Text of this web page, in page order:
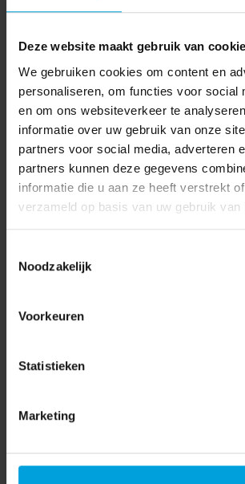
Deze website maakt gebruik van
We gebruiken cookies om content en
personaliseren, om functies voor social
en om ons websiteverkeer te
informatie over uw gebruik van onze
partners voor social media, adverteren
partners kunnen deze gegevens
informatie die u aan ze heeft verstrekt
verzameld op basis van uw gebruik van
Noodzakelijk
Voorkeuren
Statistieken
Marketing
Financieel(55)